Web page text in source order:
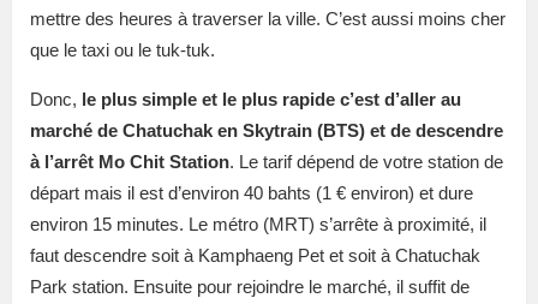
mettre des heures à traverser la ville. C’est aussi moins cher
que le taxi ou le tuk-tuk.
Donc, le plus simple et le plus rapide c’est d’aller au
marché de Chatuchak en Skytrain (BTS) et de descendre
à l’arrêt Mo Chit Station. Le tarif dépend de votre station de
départ mais il est d’environ 40 bahts (1 € environ) et dure
environ 15 minutes. Le métro (MRT) s’arrête à proximité, il
faut descendre soit à Kamphaeng Pet et soit à Chatuchak
Park station. Ensuite pour rejoindre le marché, il suffit de